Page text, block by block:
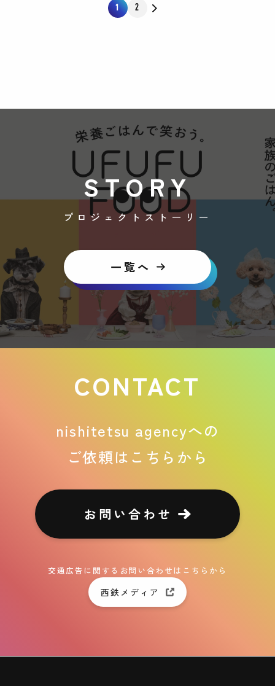
1 2
STORY
プロジェクトストーリー
一覧へ
CONTACT
nishitetsu agencyへの
ご依頼はこちらから
お問い合わせ
交通広告に関するお問い合わせはこちらから
西鉄メディア